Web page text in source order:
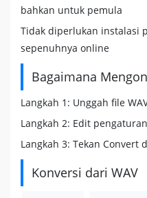
bahkan untuk pemula
Tidak diperlukan instalasi
sepenuhnya online
Bagaimana
Langkah 1: Unggah file
Langkah 2: Edit
Langkah 3: Tekan Convert
Konversi dari WAV